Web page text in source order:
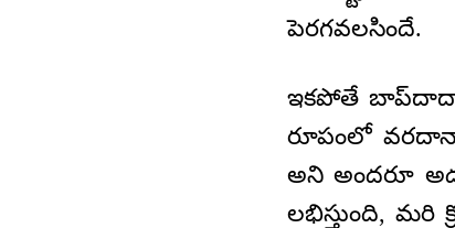
పెరగవలసిందే.
ఇకపోతే బాప్‍దాదా
రూపంలో
అని అందరూ
లభిస్తుంది,